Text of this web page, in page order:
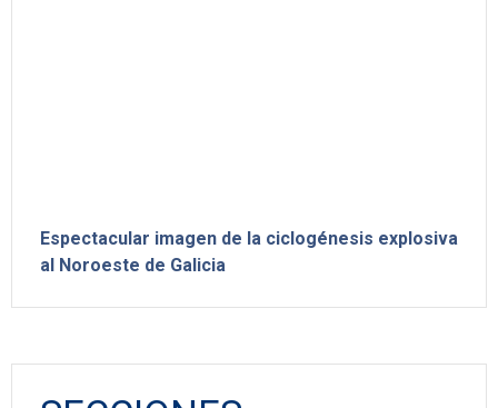
Espectacular imagen de la ciclogénesis explosiva
al Noroeste de Galicia